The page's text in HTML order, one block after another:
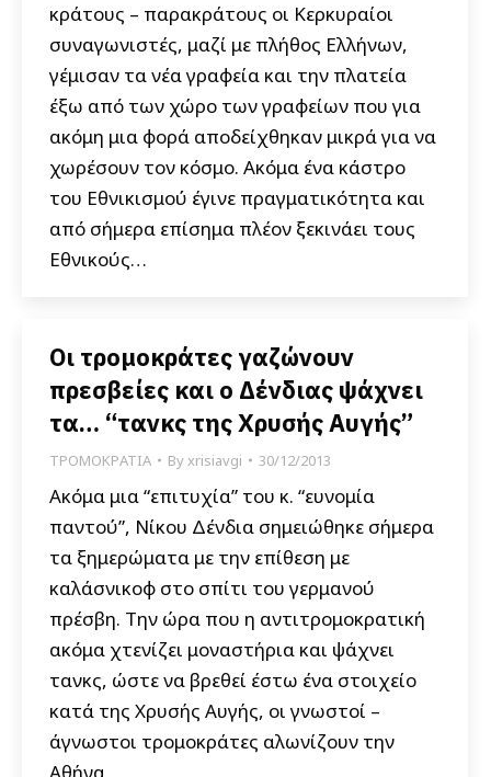
κράτους – παρακράτους οι Κερκυραίοι
συναγωνιστές, μαζί με πλήθος Ελλήνων,
γέμισαν τα νέα γραφεία και την πλατεία
έξω από των χώρο των γραφείων που για
ακόμη μια φορά αποδείχθηκαν μικρά για να
χωρέσουν τον κόσμο. Ακόμα ένα κάστρο
του Εθνικισμού έγινε πραγματικότητα και
από σήμερα επίσημα πλέον ξεκινάει τους
Εθνικούς…
Οι τρομοκράτες γαζώνουν
πρεσβείες και ο Δένδιας ψάχνει
τα… “τανκς της Χρυσής Αυγής”
ΤΡΟΜΟΚΡΑΤΙΑ Byxrisiavgi 30/12/2013
Ακόμα μια “επιτυχία” του κ. “ευνομία
παντού”, Νίκου Δένδια σημειώθηκε σήμερα
τα ξημερώματα με την επίθεση με
καλάσνικοφ στο σπίτι του γερμανού
πρέσβη. Την ώρα που η αντιτρομοκρατική
ακόμα χτενίζει μοναστήρια και ψάχνει
τανκς, ώστε να βρεθεί έστω ένα στοιχείο
κατά της Χρυσής Αυγής, οι γνωστοί –
άγνωστοι τρομοκράτες αλωνίζουν την